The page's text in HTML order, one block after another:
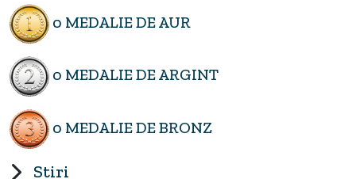
0 MEDALIE DE AUR
0 MEDALIE DE ARGINT
0 MEDALIE DE BRONZ
Stiri